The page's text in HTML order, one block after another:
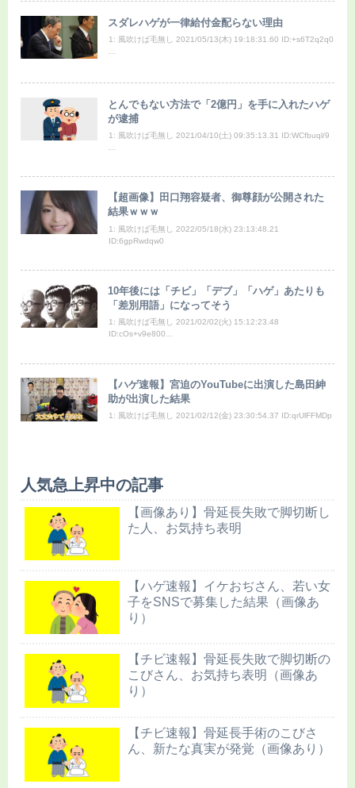
スダレハゲが一律給付金配らない理由
1: 風吹けば毛無し 2021/05/13(木) 19:18:31.60 ID:+s6T2q2q0
とんでもない方法で「2億円」を手に入れたハゲ
が逮捕
1: 風吹けば毛無し 2021/04/10(土) 09:35:13.31 ID:WCfbuql/9
【超画像】田口翔容疑者、御尊顔が公開された
結果ｗｗｗ
1: 風吹けば毛無し 2022/05/18(水) 23:13:48.21
ID:6gpRwdqw0
10年後には「チビ」「デブ」「ハゲ」あたりも
「差別用語」になってそう
1: 風吹けば毛無し 2021/02/02(火) 15:12:23.48
ID:cOs+v9e800...
【ハゲ速報】宮迫のYouTubeに出演した島田紳
助が出演した結果
1: 風吹けば毛無し 2021/02/12(金) 23:30:54.37 ID:qrUlFFMDp
人気急上昇中の記事
【画像あり】骨延長失敗で脚切断し
た人、お気持ち表明
【ハゲ速報】イケおぢさん、若い女
子をSNSで募集した結果（画像あ
り）
【チビ速報】骨延長失敗で脚切断の
こびさん、お気持ち表明（画像あ
り）
【チビ速報】骨延長手術のこびさ
ん、新たな真実が発覚（画像あり）